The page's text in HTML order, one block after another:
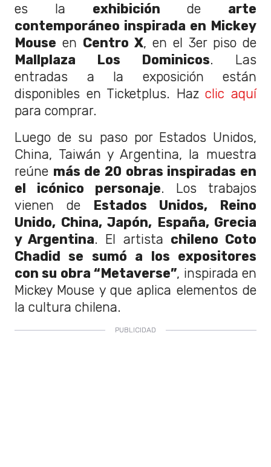
es la exhibición de arte
contemporáneo inspirada en Mickey
Mouse en Centro X, en el 3er piso de
Mallplaza Los Dominicos. Las
entradas a la exposición están
disponibles en Ticketplus. Hazclic aquí
para comprar.
Luego de su paso por Estados Unidos,
China, Taiwán y Argentina, la muestra
reúne más de 20 obras inspiradas en
el icónico personaje. Los trabajos
vienen de Estados Unidos, Reino
Unido, China, Japón, España, Grecia
y Argentina. El artista chileno Coto
Chadid se sumó a los expositores
con su obra “Metaverse”, inspirada en
Mickey Mouse y que aplica elementos de
la cultura chilena.